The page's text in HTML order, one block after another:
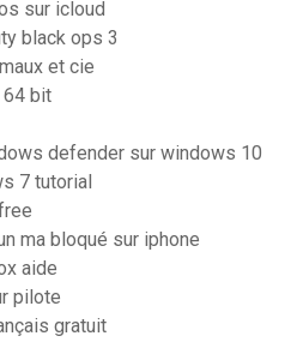
sur icloud
black ops 3
et cie
64 bit
defender sur windows 10
7 tutorial
ma bloqué sur iphone
aide
pilote
gratuit